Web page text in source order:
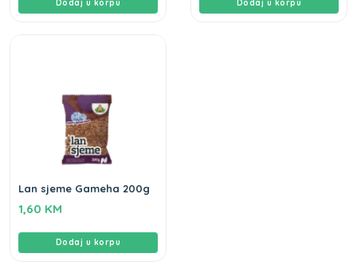
Dodaj u korpu Dodaj u korpu
Lan sjeme Gameha 200g
1,60 KM
Dodaj u korpu